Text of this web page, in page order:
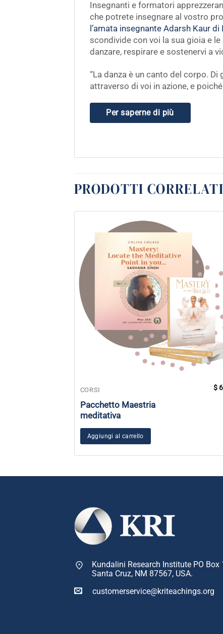
Insegnanti e formatori
che potrete insegnare al vostro
l’amata insegnante Adarsh Kaur di
scondivide con voi la sua gioia e
danzare, respirare e sostenervi a
“La danza è un canto del corpo. Di
attraverso di voi in azione, e
Per saperne di più
PRODOTTI CORRELATI
CORSI
Pacchetto Maestria
meditativa
$
Aggiungi al carrello
Kundalini Research Institute PO Box
Santa Cruz, NM 87567, USA.
customerservice@kriteachings.org